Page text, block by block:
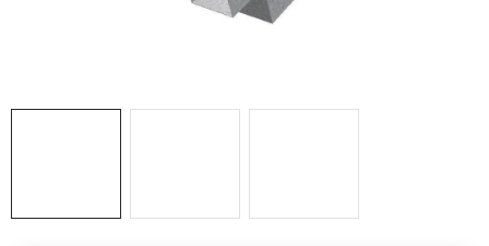
NAHŘÍVACÍ POLŠTÁŘEK S LÁVOVÝM PÍSKEM